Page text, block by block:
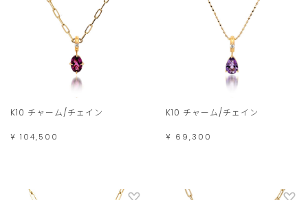
K10 チャーム/チェイン
¥ 104,500
K10 チャーム/チェイン
¥ 69,300